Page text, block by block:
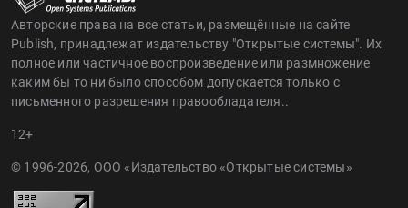
Авторские права на все статьи, размещённые на сайте
Publish, принадлежат издательству "Открытые системы". Их
полное или частичное воспроизведение или размножение
каким бы то ни было способом допускается только с
письменного разрешения правообладателя..
12+
© 1996-2026, ООО «Издательство «Открытые системы»